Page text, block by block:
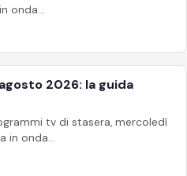
onda...
2026: la guida
tv di stasera, mercoledì
in onda...